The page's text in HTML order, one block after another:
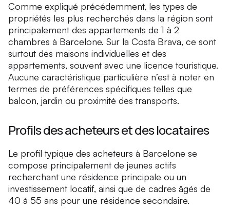
Comme expliqué précédemment, les types de
propriétés les plus recherchés dans la région sont
principalement des appartements de 1 à 2
chambres à Barcelone. Sur la Costa Brava, ce sont
surtout des maisons individuelles et des
appartements, souvent avec une licence touristique.
Aucune caractéristique particulière n’est à noter en
termes de préférences spécifiques telles que
balcon, jardin ou proximité des transports.
Profils des acheteurs et des locataires
Le profil typique des acheteurs à Barcelone se
compose principalement de jeunes actifs
recherchant une résidence principale ou un
investissement locatif, ainsi que de cadres âgés de
40 à 55 ans pour une résidence secondaire.